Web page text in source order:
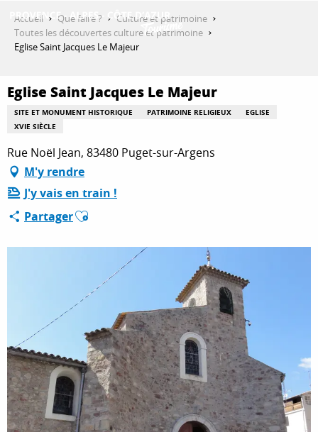
contenu
QUE FAIRE ?
SÉJOURNER
ESPACE PRO
Accueil Que faire ?
Culture et patrimoine
Toutes les découvertes culture et patrimoine
Eglise Saint Jacques Le Majeur
Eglise Saint Jacques Le Majeur
SITE ET MONUMENT HISTORIQUE PATRIMOINE RELIGIEUX
EGLISE
XVIE SIÈCLE
Rue Noël Jean, 83480 Puget-sur-Argens
M'y rendre
J'y vais en train !
PartagerAjouter aux favoris